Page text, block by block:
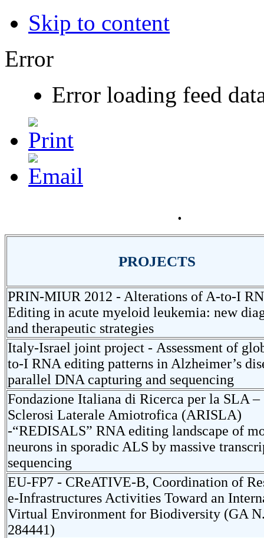
Skip to content
Error
Error loading feed
.
PROJECTS
PRIN-MIUR 2012 - Alterations of A-to-I
Editing in acute myeloid leukemia: new
and therapeutic strategies
Italy-Israel joint project - Assessment of
to-I RNA editing patterns in Alzheimer’s
parallel DNA capturing and sequencing
Fondazione Italiana di Ricerca per la SLA –
Sclerosi Laterale Amiotrofica (ARISLA)
-“REDISALS” RNA editing landscape of
neurons in sporadic ALS by massive
sequencing
EU-FP7 - CReATIVE-B, Coordination of
e-Infrastructures Activities Toward an
Virtual Environment for Biodiversity (GA
284441)